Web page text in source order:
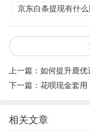
京东白条提现有什
上一篇： 如何提升鹿优
下一篇： 花呗现金套用
相关文章